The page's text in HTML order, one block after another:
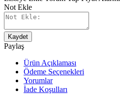
Not Ekle
Kaydet
Paylaş
Ürün Açıklaması
Ödeme Seçenekleri
Yorumlar
İade Koşulları